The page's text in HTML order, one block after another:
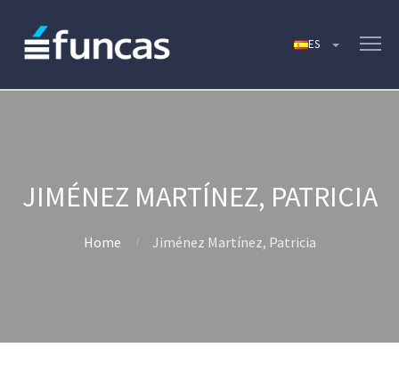
JIMÉNEZ MARTÍNEZ, PATRICIA
Home Jiménez Martínez, Patricia